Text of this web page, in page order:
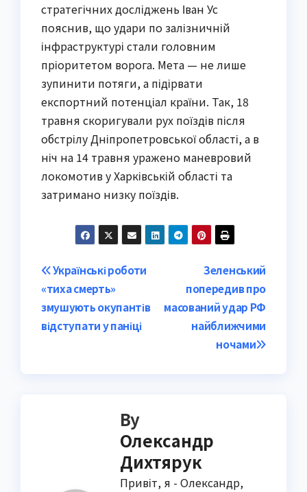
стратегічних досліджень Іван Ус
пояснив, що удари по залізничній
інфраструктурі стали головним
пріоритетом ворога. Мета — не лише
зупинити потяги, а підірвати
експортний потенціал країни. Так, 18
травня скоригували рух поїздів після
обстрілу Дніпропетровської області, а в
ніч на 14 травня уражено маневровий
локомотив у Харківській області та
затримано низку поїздів.
Post
navigation
Зеленський
попередив про
масований удар РФ
найближчими
ночами
Українські роботи
«тиха смерть»
змушують окупантів
відступати у паніці
By
Олександр
Дихтярук
Привіт, я - Олександр,